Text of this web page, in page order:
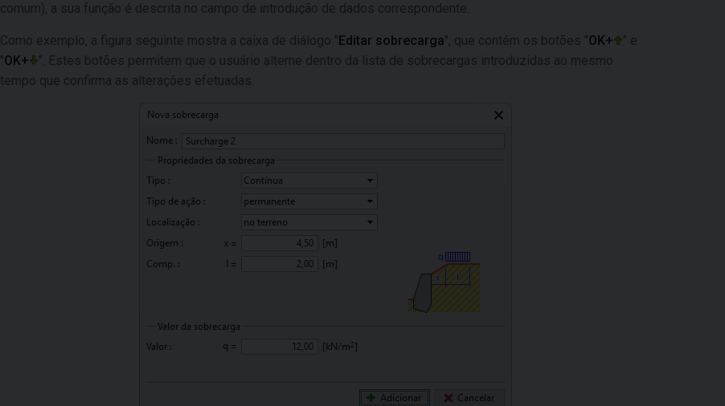
comum), a sua função é descrita no campo de introdução de dados correspondente.
Como exemplo, a figura seguinte mostra a caixa de diálogo "Editar sobrecarga", que contém os botões "OK+
" e
"OK+
". Estes botões permitem que o usuário alterne dentro da lista de sobrecargas introduzidas ao mesmo
tempo que confirma as alterações efetuadas.